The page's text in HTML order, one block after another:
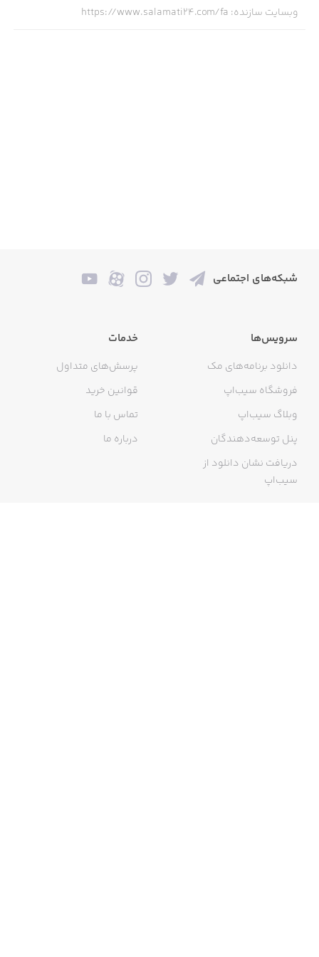
وبسایت سازنده:
https://www.salamati24.com/fa
شبکه‌های اجتماعی
سرویس‌ها
دانلود برنامه‌های مک
فروشگاه سیب‌اپ
وبلاگ سیب‌اپ
پنل توسعه‌دهندگان
دریافت نشان دانلود از
سیب‌اپ
خدمات
پرسش‌های متداول
قوانین خرید
تماس با ما
درباره ما